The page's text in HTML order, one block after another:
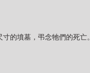
的墳墓，弔念牠們的死亡。